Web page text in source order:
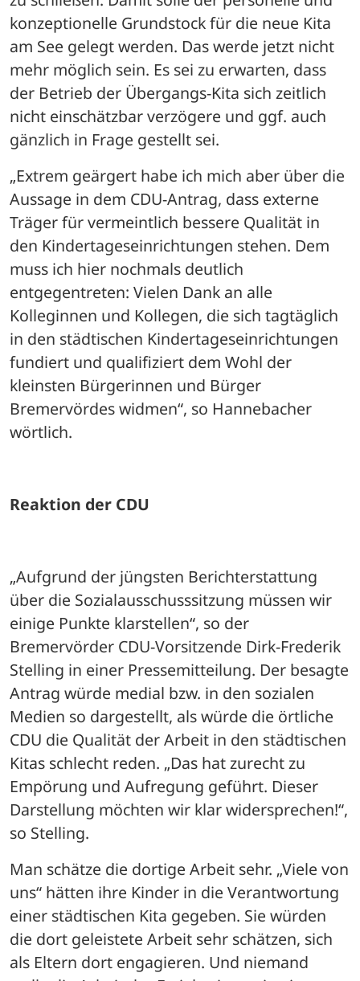
konzeptionelle Grundstock für die neue Kita
am See gelegt werden. Das werde jetzt nicht
mehr möglich sein. Es sei zu erwarten, dass
der Betrieb der Übergangs-Kita sich zeitlich
nicht einschätzbar verzögere und ggf. auch
gänzlich in Frage gestellt sei.
„Extrem geärgert habe ich mich aber über die
Aussage in dem CDU-Antrag, dass externe
Träger für vermeintlich bessere Qualität in
den Kindertageseinrichtungen stehen. Dem
muss ich hier nochmals deutlich
entgegentreten: Vielen Dank an alle
Kolleginnen und Kollegen, die sich tagtäglich
in den städtischen Kindertageseinrichtungen
fundiert und qualifiziert dem Wohl der
kleinsten Bürgerinnen und Bürger
Bremervördes widmen“, so Hannebacher
wörtlich.
Reaktion der CDU
„Aufgrund der jüngsten Berichterstattung
über die Sozialausschusssitzung müssen wir
einige Punkte klarstellen“, so der
Bremervörder CDU-Vorsitzende Dirk-Frederik
Stelling in einer Pressemitteilung. Der besagte
Antrag würde medial bzw. in den sozialen
Medien so dargestellt, als würde die örtliche
CDU die Qualität der Arbeit in den städtischen
Kitas schlecht reden. „Das hat zurecht zu
Empörung und Aufregung geführt. Dieser
Darstellung möchten wir klar widersprechen!“,
so Stelling.
Man schätze die dortige Arbeit sehr. „Viele von
uns“ hätten ihre Kinder in die Verantwortung
einer städtischen Kita gegeben. Sie würden
die dort geleistete Arbeit sehr schätzen, sich
als Eltern dort engagieren. Und niemand